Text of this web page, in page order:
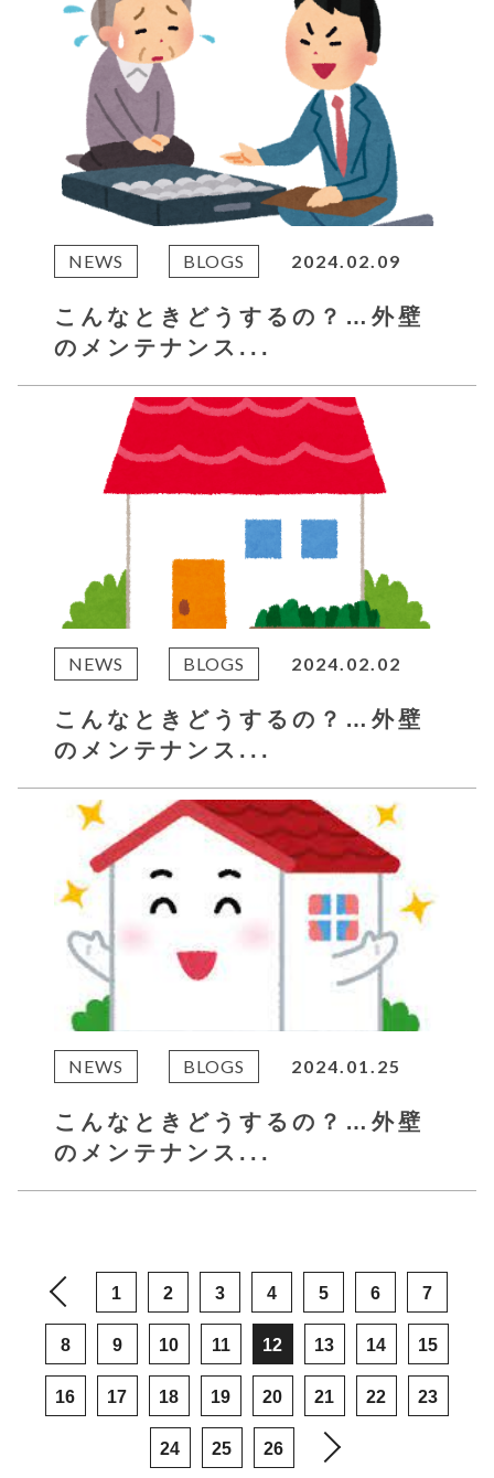
NEWS BLOGS 2024.02.09
こんなときどうするの？…外壁
のメンテナンス...
NEWS BLOGS 2024.02.02
こんなときどうするの？…外壁
のメンテナンス...
NEWS BLOGS 2024.01.25
こんなときどうするの？…外壁
のメンテナンス...
1 2 3 4 5 6 7
8 9 10 11 12 13 14 15
16 17 18 19 20 21 22 23
24 25 26